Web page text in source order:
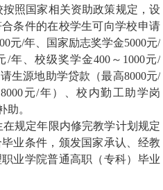
按照国家相关资助政策规定，设
条件的在校学生可向学校申请
元/年、国家励志奖学金5000元/
/年、校级奖学金400～ 1000元/
生源地助学贷款（最高8000元/
8000元/年）、校内勤工助学岗
助。
规定年限内修完教学计划规定
业条件，颁发国家承认、经教
业学院普通高职（专科）毕业